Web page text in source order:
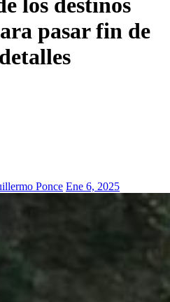
los destinos
pasar fin de
Ponce Ene 6, 2025